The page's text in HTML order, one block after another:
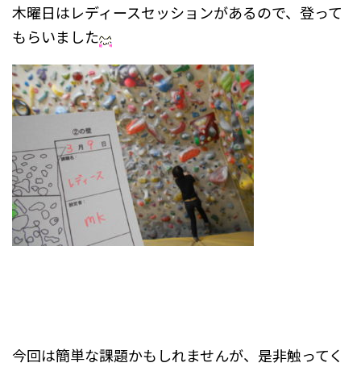
木曜日はレディースセッションがあるので、登って
もらいました
今回は簡単な課題かもしれませんが、是非触ってく